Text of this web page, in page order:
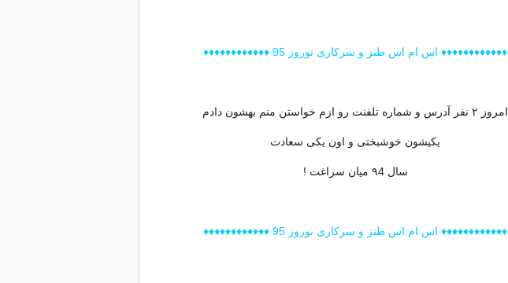
♦♦♦♦♦♦♦♦♦♦♦♦ اس ام اس طنز و سرکاری نوروز 95 ♦♦♦♦♦♦♦♦♦♦♦♦
امروز ۲ نفر آدرس و شماره تلفنت رو ازم خواستن منم بهشون دادم
یکیشون خوشبختی و اون یکی سعادت
سال ۹4 میان سراغت !
♦♦♦♦♦♦♦♦♦♦♦♦ اس ام اس طنز و سرکاری نوروز 95 ♦♦♦♦♦♦♦♦♦♦♦♦